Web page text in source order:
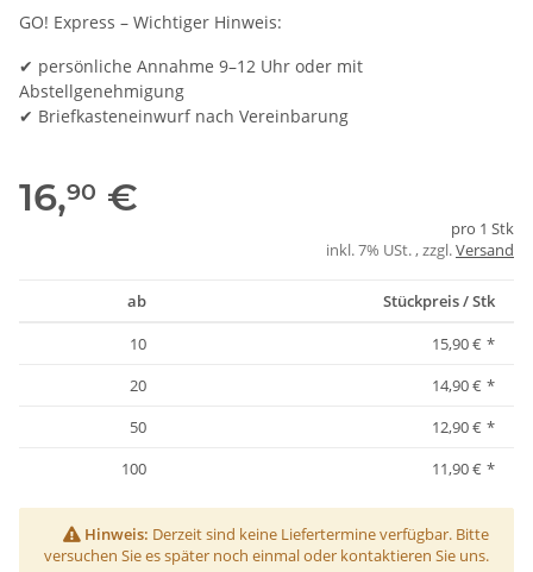
GO! Express – Wichtiger Hinweis:
✔ persönliche Annahme 9–12 Uhr oder mit
Abstellgenehmigung
✔ Briefkasteneinwurf nach Vereinbarung
16,90 €
pro 1 Stk
inkl. 7% USt. , zzgl.Versand
ab
Stückpreis / Stk
10
15,90 € *
20
14,90 € *
50
12,90 € *
100
11,90 € *
Hinweis: Derzeit sind keine Liefertermine verfügbar. Bitte
versuchen Sie es später noch einmal oder kontaktieren Sie uns.